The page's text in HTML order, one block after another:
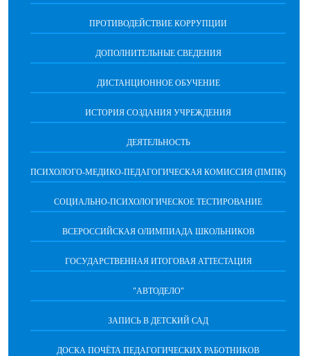
ПРОТИВОДЕЙСТВИЕ КОРРУПЦИИ
ДОПОЛНИТЕЛЬНЫЕ СВЕДЕНИЯ
ДИСТАНЦИОННОЕ ОБУЧЕНИЕ
ИСТОРИЯ СОЗДАНИЯ УЧРЕЖДЕНИЯ
ДЕЯТЕЛЬНОСТЬ
ПСИХОЛОГО-МЕДИКО-ПЕДАГОГИЧЕСКАЯ КОМИССИЯ (ПМПК)
СОЦИАЛЬНО-ПСИХОЛОГИЧЕСКОЕ ТЕСТИРОВАНИЕ
ВСЕРОССИЙСКАЯ ОЛИМПИАДА ШКОЛЬНИКОВ
ГОСУДАРСТВЕННАЯ ИТОГОВАЯ АТТЕСТАЦИЯ
"АВТОДЕЛО"
ЗАПИСЬ В ДЕТСКИЙ САД
ДОСКА ПОЧЁТА ПЕДАГОГИЧЕСКИХ РАБОТНИКОВ